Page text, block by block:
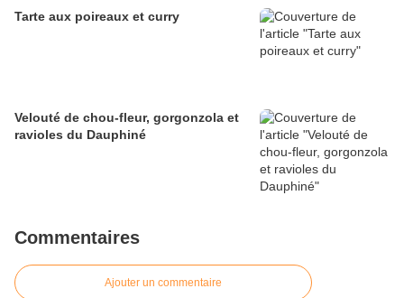
Tarte aux poireaux et curry
Velouté de chou-fleur, gorgonzola et
ravioles du Dauphiné
Commentaires
Ajouter un commentaire